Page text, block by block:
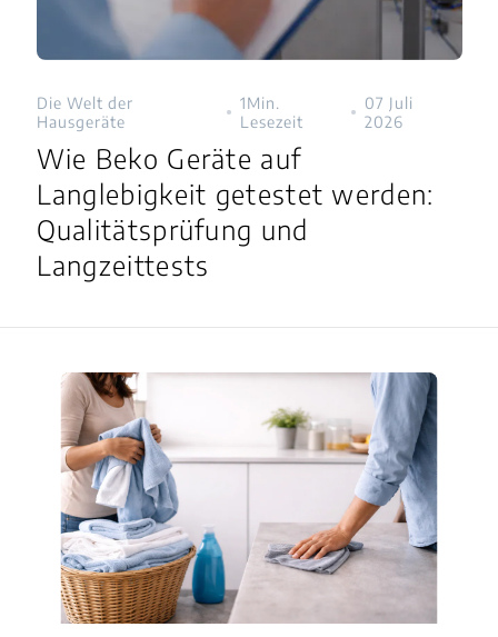
Die Welt der
Hausgeräte
1Min.
Lesezeit
07 Juli
2026
Wie Beko Geräte auf
Langlebigkeit getestet werden:
Qualitätsprüfung und
Langzeittests